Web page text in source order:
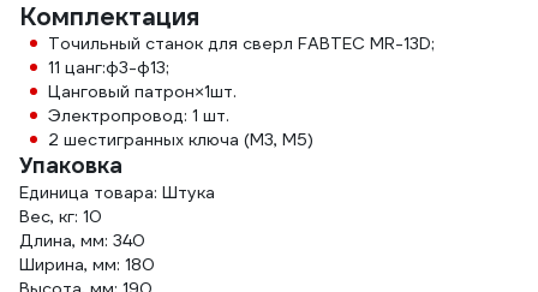
Комплектация
Точильный станок для сверл FABTEC MR-13D;
11 цанг:ф3-ф13;
Цанговый патрон×1шт.
Электропровод: 1 шт.
2 шестигранных ключа (М3, М5)
Упаковка
Единица товара: Штука
Вес, кг: 10
Длина, мм: 340
Ширина, мм: 180